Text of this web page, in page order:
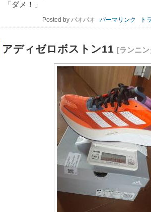
「ダメ！」
Posted by パオパオ パーマリンク ト
アディゼロボストン11 [ランニ